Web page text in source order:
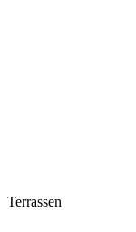
Terrassen